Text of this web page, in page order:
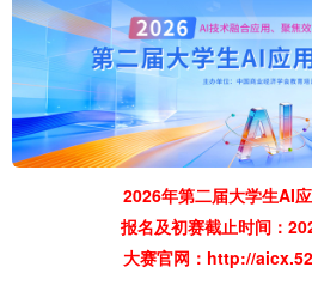
2026年第二届大学生AI
报名及初赛截止时间：
大赛官网： http://